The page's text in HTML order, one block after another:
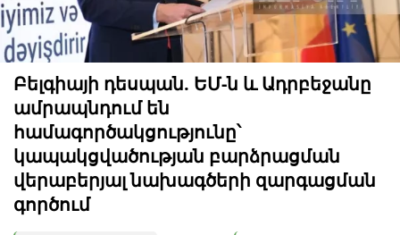
Բելգիայի դեսպան. ԵՄ-ն և Ադրբեջանը
ամրապնդում են
համագործակցությունը՝
կապակցվածության բարձրացման
վերաբերյալ նախագծերի զարգացման
գործում